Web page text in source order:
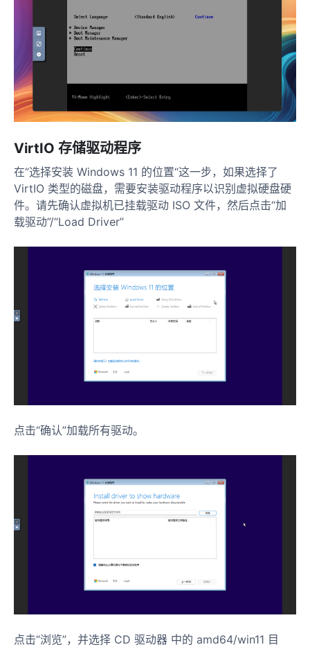
VirtIO 存储驱动程序
在“选择安装 Windows 11 的位置“这一步，如果选择了
VirtIO 类型的磁盘，需要安装驱动程序以识别虚拟硬盘硬
件。请先确认虚拟机已挂载驱动 ISO 文件，然后点击“加
载驱动”/“Load Driver”
点击“确认”加载所有驱动。
点击“浏览”，并选择 CD 驱动器 中的 amd64/win11 目